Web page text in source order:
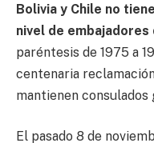
Bolivia y Chile no
nivel de embajadores
paréntesis de 1975 a
centenaria
mantienen consulados
El pasado 8 de